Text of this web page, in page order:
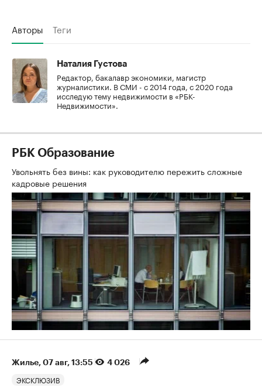
Авторы Теги
Наталия Густова
Редактор, бакалавр экономики, магистр
журналистики. В СМИ - с 2014 года, с 2020 года
исследую тему недвижимости в «РБК-
Недвижимости».
РБК Образование
Увольнять без вины: как руководителю пережить сложные
кадровые решения
Жилье⁠, 07 авг, 13:55 4 026
ЭКСКЛЮЗИВ